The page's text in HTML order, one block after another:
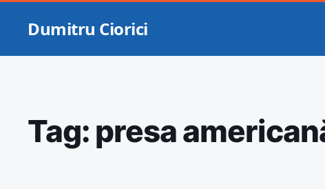
Dumitru Ciorici
Tag: presa